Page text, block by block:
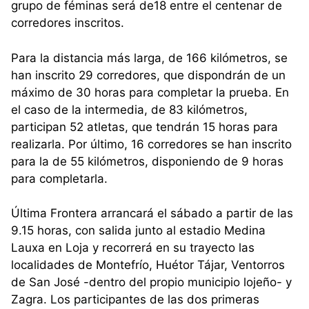
grupo de féminas será de18 entre el centenar de
corredores inscritos.
Para la distancia más larga, de 166 kilómetros, se
han inscrito 29 corredores, que dispondrán de un
máximo de 30 horas para completar la prueba. En
el caso de la intermedia, de 83 kilómetros,
participan 52 atletas, que tendrán 15 horas para
realizarla. Por último, 16 corredores se han inscrito
para la de 55 kilómetros, disponiendo de 9 horas
para completarla.
Última Frontera arrancará el sábado a partir de las
9.15 horas, con salida junto al estadio Medina
Lauxa en Loja y recorrerá en su trayecto las
localidades de Montefrío, Huétor Tájar, Ventorros
de San José -dentro del propio municipio lojeño- y
Zagra. Los participantes de las dos primeras